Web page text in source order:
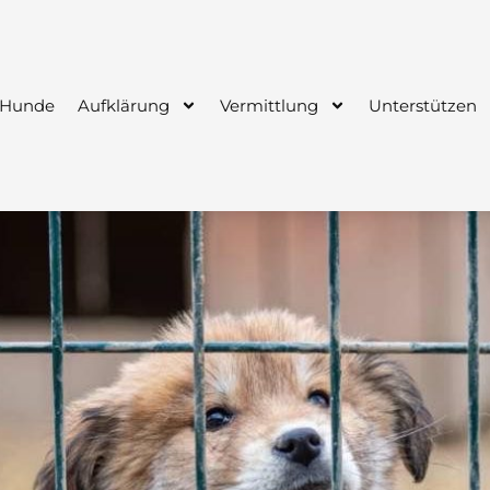
Aufklärung Vermittlung Unterstützen